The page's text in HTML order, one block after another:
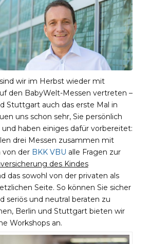
wir im Herbst wieder mit
den BabyWelt-Messen vertreten –
Stuttgart auch das erste Mal in
uns schon sehr, Sie persönlich
haben einiges dafür vorbereitet:
drei Messen zusammen mit
von der BKK VBU alle Fragen zur
des Kindes
das sowohl von der privaten als
Seite. So können Sie sicher
seriös und neutral beraten zu
Berlin und Stuttgart bieten wir
Workshops an.